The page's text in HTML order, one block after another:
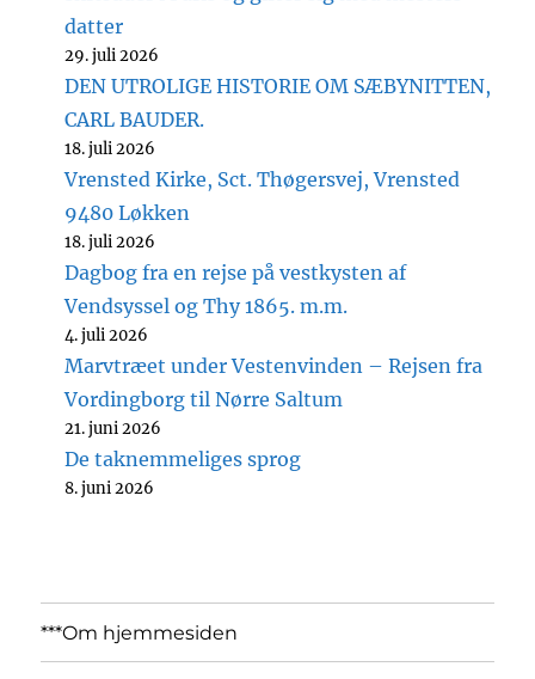
datter
29. juli 2026
DEN UTROLIGE HISTORIE OM SÆBYNITTEN,
CARL BAUDER.
18. juli 2026
Vrensted Kirke, Sct. Thøgersvej, Vrensted
9480 Løkken
18. juli 2026
Dagbog fra en rejse på vestkysten af
Vendsyssel og Thy 1865. m.m.
4. juli 2026
Marvtræet under Vestenvinden – Rejsen fra
Vordingborg til Nørre Saltum
21. juni 2026
De taknemmeliges sprog
8. juni 2026
***Om hjemmesiden